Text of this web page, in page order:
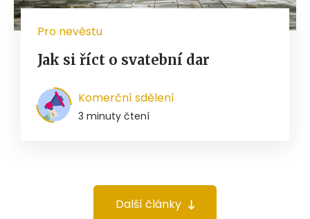
Pro nevěstu
Jak si říct o svatební dar
Komerční sdělení
3 minuty čtení
Další články